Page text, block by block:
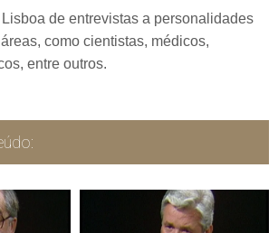
de entrevistas a personalidades
como cientistas, médicos,
entre outros.